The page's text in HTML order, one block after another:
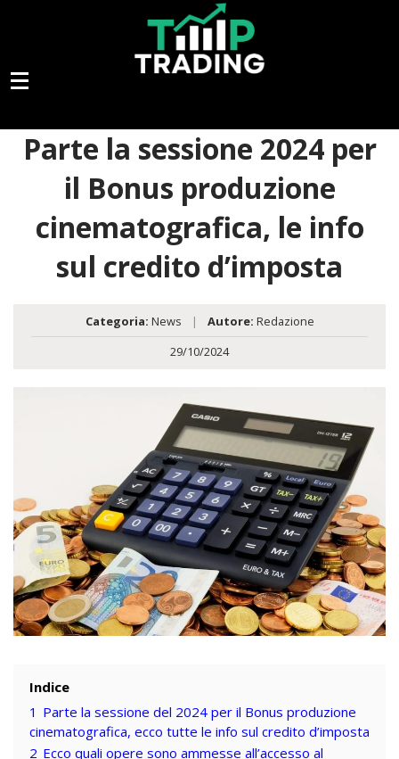
Parte la sessione 2024 per
il Bonus produzione
cinematografica, le info
sul credito d’imposta
Categoria: News | Autore: Redazione
29/10/2024
Indice
1 Parte la sessione del 2024 per il Bonus produzione
cinematografica, ecco tutte le info sul credito d’imposta
2 Ecco quali opere sono ammesse all’accesso al